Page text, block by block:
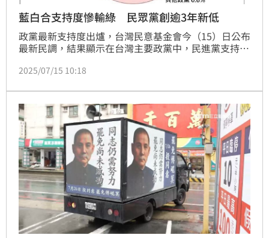
藍白合支持度慘輸綠 民眾黨創逾3年新低
政黨最新支持度出爐，台灣民意基金會今（15）日公布
最新民調，結果顯示在台灣主要政黨中，民進黨支持度
民黨也上升到21.5%，而民眾黨則是下跌了3.5個百分
也代表了，「藍白合」加在一起，仍慘輸民進黨
3.5%。
2025/07/15 10:18